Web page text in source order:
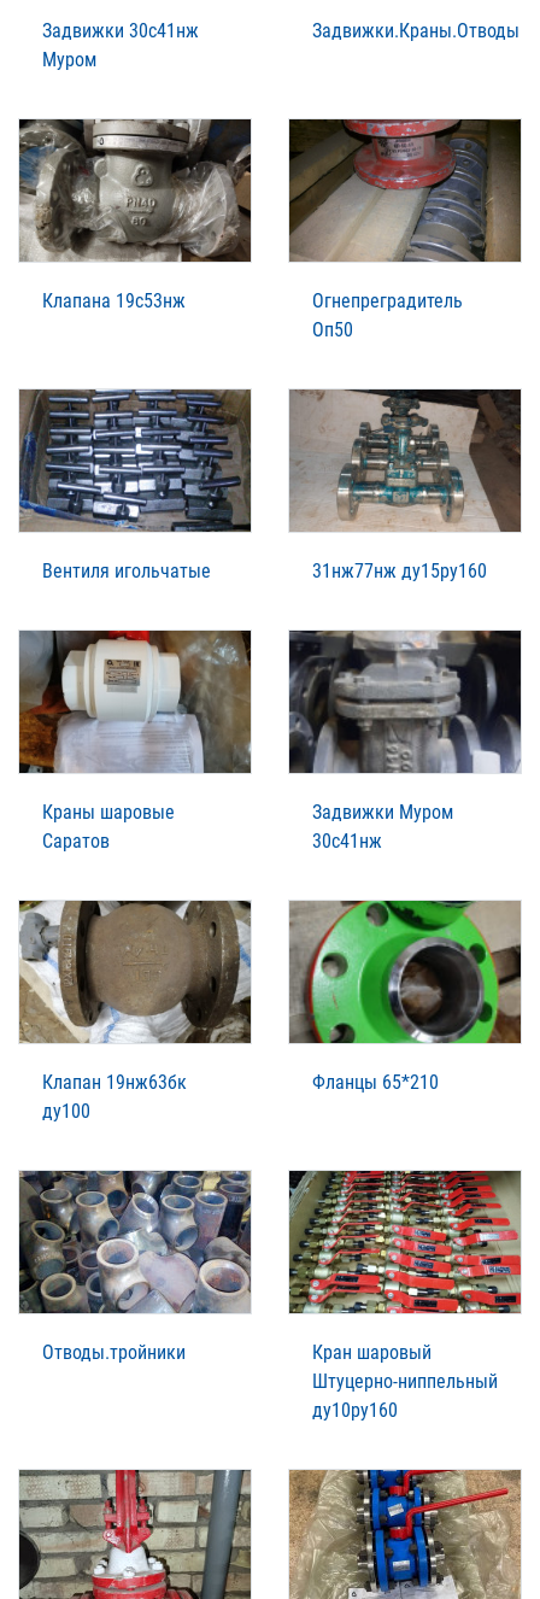
Задвижки 30с41нж
Муром
Задвижки.Краны.Отводы
Клапана 19с53нж
Огнепреградитель
Оп50
Вентиля игольчатые 31нж77нж ду15ру160
Краны шаровые
Саратов
Задвижки Муром
30с41нж
Клапан 19нж63бк
ду100
Фланцы 65*210
Отводы.тройники
Кран шаровый
Штуцерно-ниппельный
ду10ру160